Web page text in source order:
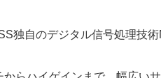
独自のデジタル信号処理技